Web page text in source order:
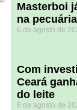
Masterboi
na
6 de agosto de
Com
Ceará
do leite
6 de agosto de